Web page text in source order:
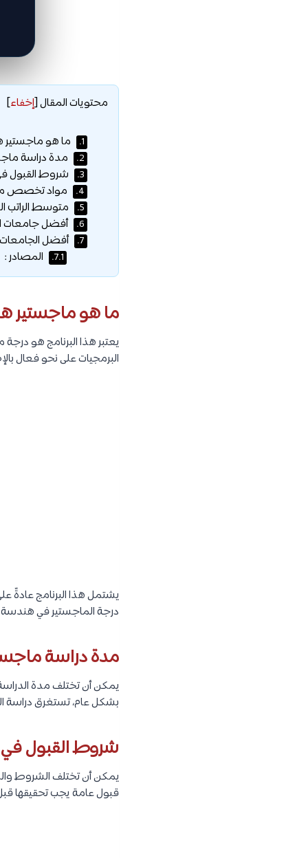
محتويات المقال[إخفاء]
1. ما هو ماجستير
2. مدة دراسة
3. شروط القبول
4. مواد تخصص
5. متوسط الراتب
6. أفضل جامعات
7. أفضل الجامعات
7.1. المصادر :
ما هو ماجستير
يعتبر هذا البرنامج هو
البرمجيات على نحو فعال
يشتمل هذا البرنامج عادةً
درجة الماجستير في هندسة
مدة دراسة
يمكن أن تختلف مدة
بشكل عام، تستغرق دراسة
شروط القبول
يمكن أن تختلف الشروط
قبول عامة يجب تحقيقها قبل